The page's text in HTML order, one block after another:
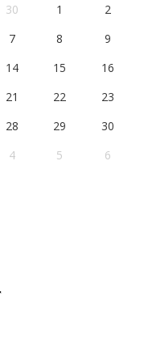
30 1
2
7 8
9
14 15
16
21 22
23
28 29
30
4 5 6